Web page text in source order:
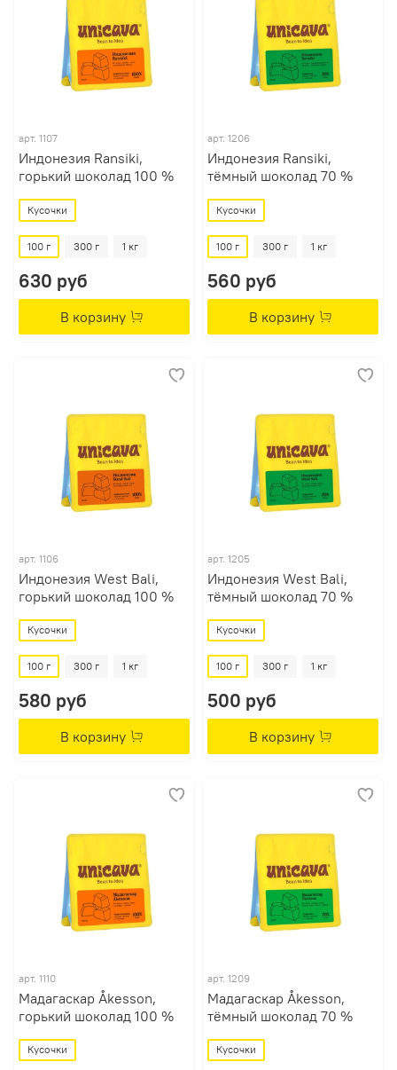
арт. 1107
Индонезия Ransiki,
горький шоколад 100 %
Кусочки
100 г 300 г 1 кг
630 руб
В корзину
арт. 1206
Индонезия Ransiki,
тёмный шоколад 70 %
Кусочки
100 г 300 г 1 кг
560 руб
В корзину
арт. 1106
Индонезия West Bali,
горький шоколад 100 %
Кусочки
100 г 300 г 1 кг
580 руб
В корзину
арт. 1205
Индонезия West Bali,
тёмный шоколад 70 %
Кусочки
100 г 300 г 1 кг
500 руб
В корзину
арт. 1110
Мадагаскар Åkesson,
горький шоколад 100 %
Кусочки
арт. 1209
Мадагаскар Åkesson,
тёмный шоколад 70 %
Кусочки